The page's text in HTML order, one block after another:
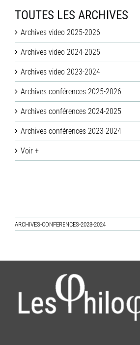
TOUTES LES ARCHIVES
Archives video 2025-2026
Archives video 2024-2025
Archives video 2023-2024
Archives conférences 2025-2026
Archives conférences 2024-2025
Archives conférences 2023-2024
Voir +
ARCHIVES-CONFERENCES-2023-2024